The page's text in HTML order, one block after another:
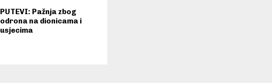
PUTEVI: Pažnja zbog
odrona na dionicama i
usjecima